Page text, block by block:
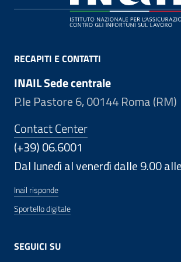
RECAPITI E CONTATTI
INAIL Sede centrale
P.le Pastore 6, 00144 Roma (RM)
Contact Center
(+39) 06.6001
Dal lunedì al venerdì dalle 9.00
Inail risponde
Sportello digitale
SEGUICI SU